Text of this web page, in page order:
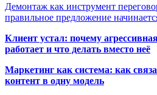
Демонтаж как инструмент
правильное предложение
Клиент устал: почему
работает и что делать вместо неё
Маркетинг как система: как
контент в одну модель